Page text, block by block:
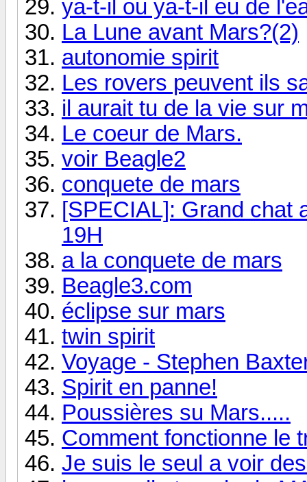
ya-t-il ou ya-t-il eu de
La Lune avant Mars?(2)
autonomie spirit
Les rovers peuvent ils
il aurait tu de la vie sur
Le coeur de Mars.
voir Beagle2
conquete de mars
[SPECIAL]: Grand chat
19H
a la conquete de mars
Beagle3.com
éclipse sur mars
twin spirit
Voyage - Stephen
Spirit en panne!
Poussières su Mars.....
Comment fonctionne le
Je suis le seul a voir